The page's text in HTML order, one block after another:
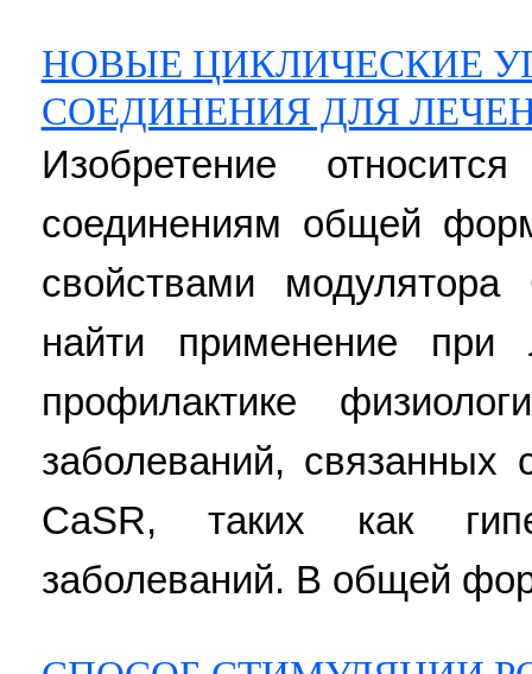
НОВЫЕ ЦИКЛИЧЕСКИЕ
СОЕДИНЕНИЯ ДЛЯ
Изобретение
соединениям общей
свойствами
найти применение при
профилактике
заболеваний, связанных
CaSR, таких как
заболеваний. В общей